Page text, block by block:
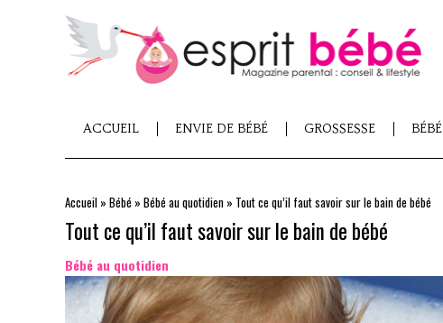
ACCUEIL ENVIE DE BÉBÉ GROSSESSE BÉBÉ
Accueil » Bébé » Bébé au quotidien » Tout ce qu’il faut savoir sur le bain de bébé
Tout ce qu’il faut savoir sur le bain de bébé
Bébé au quotidien